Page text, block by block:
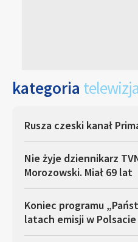
kategoria
Rusza czeski kanał
Nie żyje dziennikarz
Morozowski. Miał 69 lat
Koniec programu
latach emisji w Polsacie